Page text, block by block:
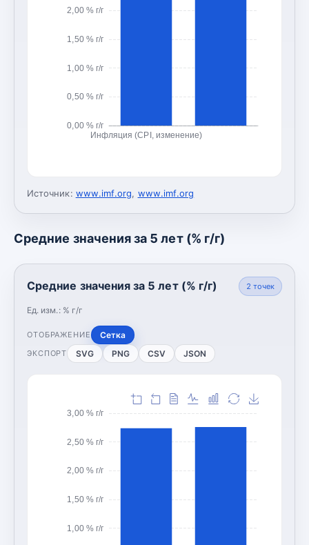
0,00 % г/г
0,50 % г/г
1,00 % г/г
1,50 % г/г
2,00 % г/г
Инфляция (CPI, изменение)
Источник: www.imf.org, www.imf.org
Средние значения за 5 лет (% г/г)
Средние значения за 5 лет (% г/г)
Ед. изм.: % г/г
2 точек
ОТОБРАЖЕНИЕ Сетка
ЭКСПОРТ SVG PNG CSV JSON
1,00 % г/г
1,50 % г/г
2,00 % г/г
2,50 % г/г
3,00 % г/г